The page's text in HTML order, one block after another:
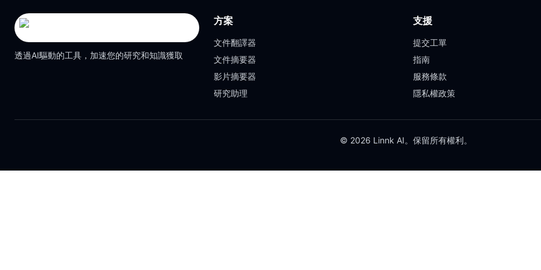
透過AI驅動的工具，加速您的研究和知識獲取
方案
文件翻譯器
文件摘要器
影片摘要器
研究助理
支援
提交工單
指南
服務條款
隱私權政策
© 2026 Linnk AI。保留所有權利。